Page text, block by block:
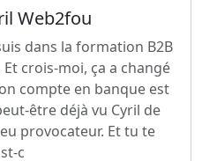
Web2fou
dans la formation B2B
crois-moi, ça a changé
compte en banque est
être déjà vu Cyril de
provocateur. Et tu te
c